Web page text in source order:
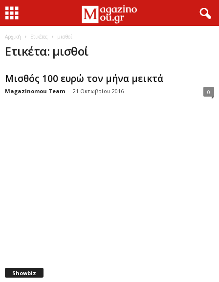
Αρχική Ετικέτες μισθοί
Ετικέτα: μισθοί
Μισθός 100 ευρώ τον μήνα μεικτά
Magazinomou Team - 21 Οκτωβρίου 2016 0
Showbiz